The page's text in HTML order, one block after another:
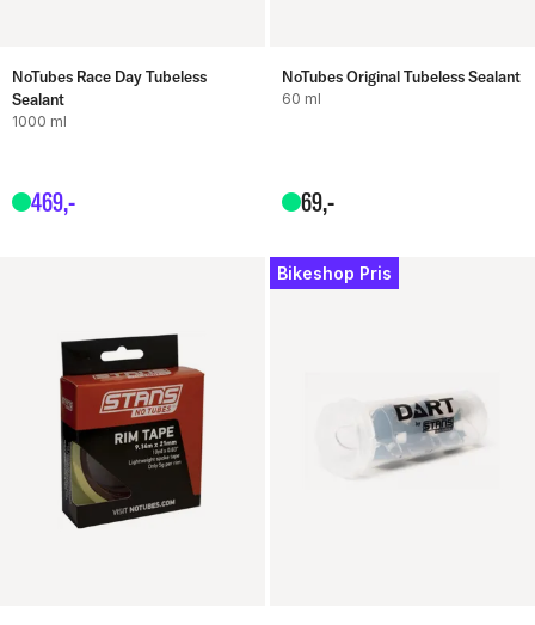
NoTubes Race Day Tubeless
Sealant
1000 ml
469,-
NoTubes Original Tubeless Sealant
60 ml
69,-
Bikeshop Pris